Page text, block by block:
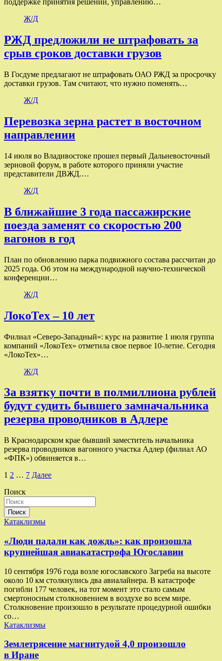
поддержке принятия решений, управлению…
Ж/Д
РЖД предложили не штрафовать за
срыв сроков доставки грузов
В Госдуме предлагают не штрафовать ОАО РЖД за просрочку
доставки грузов. Там считают, что нужно поменять…
Ж/Д
Перевозка зерна растет в восточном
направлении
14 июля во Владивостоке прошел первый Дальневосточный
зерновой форум, в работе которого приняли участие
представители ДВЖД.…
Ж/Д
В ближайшие 3 года пассажирские
поезда заменят со скоростью 200
вагонов в год
План по обновлению парка подвижного состава рассчитан до
2025 года. Об этом на международной научно-технической
конференции…
Ж/Д
ЛокоТех – 10 лет
Филиал «Северо-Западный»: курс на развитие 1 июля группа
компаний «ЛокоТех» отметила свое первое 10-летие. Сегодня
«ЛокоТех»…
Ж/Д
За взятку почти в полмиллиона рублей
будут судить бывшего замначальника
резерва проводников в Адлере
В Краснодарском крае бывший заместитель начальника
резерва проводников вагонного участка Адлер (филиал АО
«ФПК») обвиняется в…
Пагинация
записей
1 2 … 7 Далее
Поиск
Поиск
Катаклизмы
«Люди падали как дождь»: как произошла
крупнейшая авиакатастрофа Югославии
10 сентября 1976 года возле югославского Загреба на высоте
около 10 км столкнулись два авиалайнера. В катастрофе
погибли 177 человек, на тот момент это стало самым
смертоносным столкновением в воздухе во всем мире.
Столкновение произошло в результате процедурной ошибки
со…
Катаклизмы
Землетрясение магнитудой 4,0 произошло
в Иране